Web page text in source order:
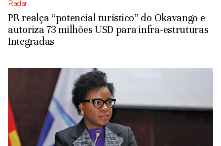
Radar
PR realça “potencial turístico” do Okavango e
autoriza 73 milhões USD para infra-estruturas
Integradas